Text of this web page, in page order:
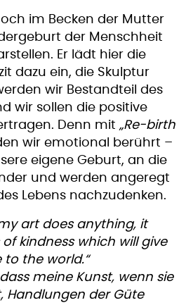
im Becken der Mutter
der Menschheit
Er lädt hier die
dazu ein, die Skulptur
wir Bestandteil des
wir sollen die positive
Denn mit „Re-birth
wir emotional berührt –
eigene Geburt, an die
und werden angeregt
Lebens nachzudenken.
art does anything, it
kindness which will give
to the world.“
meine Kunst, wenn sie
Handlungen der Güte